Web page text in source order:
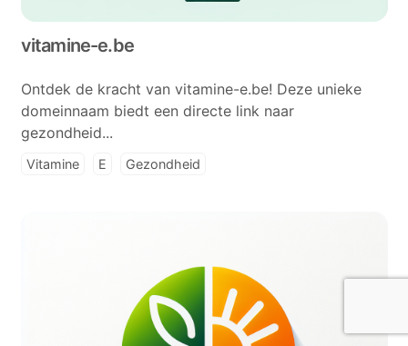
vitamine-e.be
Ontdek de kracht van vitamine-e.be! Deze unieke
domeinnaam biedt een directe link naar
gezondheid...
Vitamine E Gezondheid